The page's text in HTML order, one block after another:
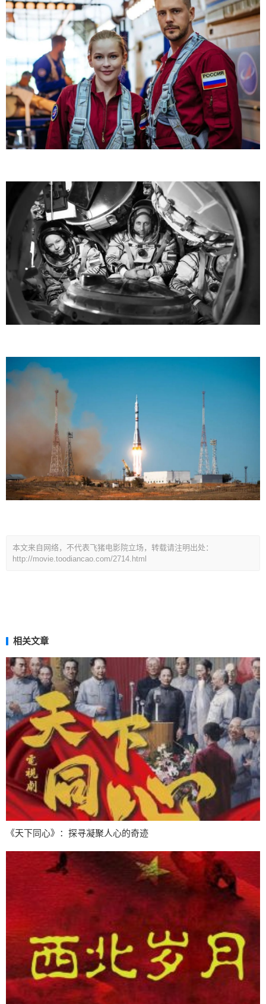
本文来自网络，不代表飞猪电影院立场，转载请注明出处：
http://movie.toodiancao.com/2714.html
相关文章
《天下同心》：探寻凝聚人心的奇迹